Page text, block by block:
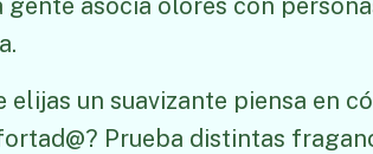
asocia olores con
elijas un suavizante piensa en
Prueba distintas